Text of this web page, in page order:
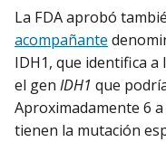
La FDA aprobó
acompañante
IDH1, que identifica
el gen IDH1 que
Aproximadamente 6
tienen la mutación